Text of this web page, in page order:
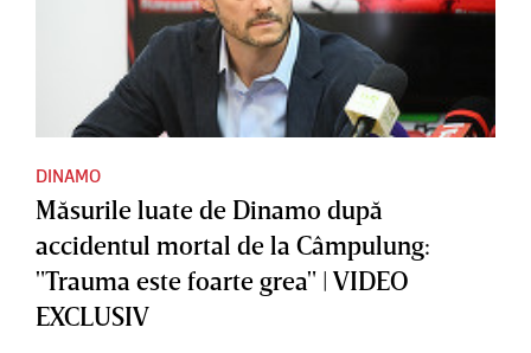
DINAMO
Măsurile luate de Dinamo după
accidentul mortal de la Câmpulung:
"Trauma este foarte grea" | VIDEO
EXCLUSIV